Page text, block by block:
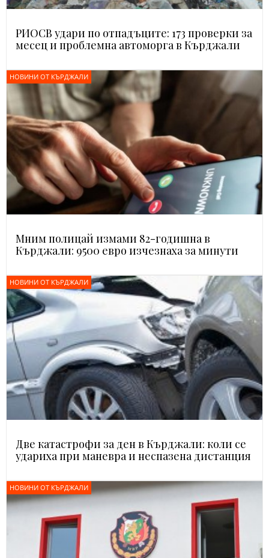
РИОСВ удари по отпадъците: 173 проверки за
месец и проблемна автоморга в Кърджали
НОВИНИ ОТ КЪРДЖАЛИ
Мним полицай измами 82-годишна в
Кърджали: 9500 евро изчезнаха за минути
НОВИНИ ОТ КЪРДЖАЛИ
Две катастрофи за ден в Кърджали: коли се
удариха при маневра и неспазена дистанция
НОВИНИ ОТ КЪРДЖАЛИ